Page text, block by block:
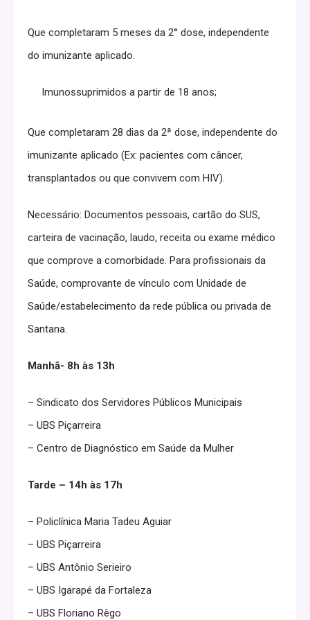
Que completaram 5 meses da 2° dose, independente
do imunizante aplicado.
Imunossuprimidos a partir de 18 anos;
Que completaram 28 dias da 2ª dose, independente do
imunizante aplicado (Ex: pacientes com câncer,
transplantados ou que convivem com HIV).
Necessário: Documentos pessoais, cartão do SUS,
carteira de vacinação, laudo, receita ou exame médico
que comprove a comorbidade. Para profissionais da
Saúde, comprovante de vínculo com Unidade de
Saúde/estabelecimento da rede pública ou privada de
Santana.
Manhã- 8h às 13h
– Sindicato dos Servidores Públicos Municipais
– UBS Piçarreira
– Centro de Diagnóstico em Saúde da Mulher
Tarde – 14h às 17h
– Policlínica Maria Tadeu Aguiar
– UBS Piçarreira
– UBS Antônio Serieiro
– UBS Igarapé da Fortaleza
– UBS Floriano Rêgo